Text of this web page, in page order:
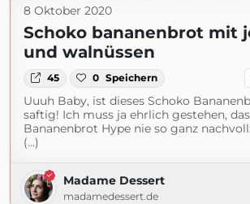
8 Oktober 2020
Schoko bananenbrot mit
und walnüssen
45 0 Speichern
Uuuh Baby, ist dieses Schoko
saftig! Ich muss ja ehrlich gestehen,
Bananenbrot Hype nie so ganz
(...)
Madame Dessert
madamedessert.de